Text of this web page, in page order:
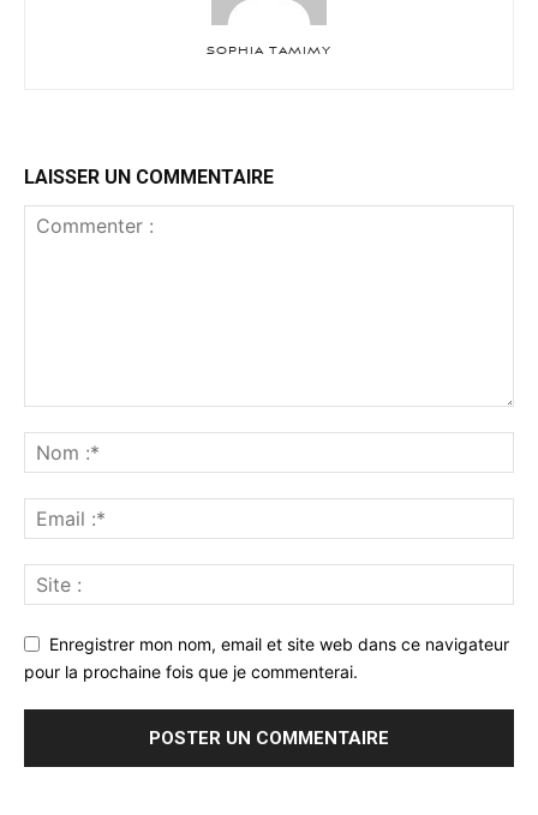
SOPHIA TAMIMY
LAISSER UN COMMENTAIRE
Enregistrer mon nom, email et site web dans ce navigateur
pour la prochaine fois que je commenterai.